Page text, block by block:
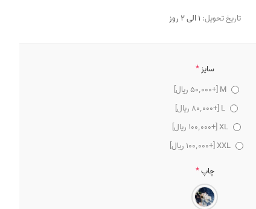
تاریخ تحویل: 1 الی 2 روز
سایز*
M [+50٬000 ریال]
L [+80٬000 ریال]
XL [+100٬000 ریال]
XXL [+100٬000 ریال]
چاپ*